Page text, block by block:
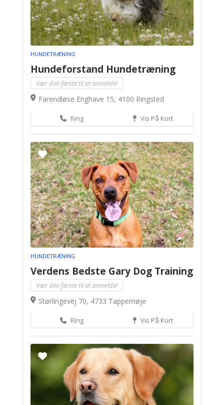
HUNDETRÆNING
Hundeforstand Hundetræning
Vær den første til at anmelde!
Farendløse Enghave 15, 4100 Ringsted
Ring Vis På Kort
HUNDETRÆNING
Verdens Bedste Gary Dog Training
Vær den første til at anmelde!
Størlingevej 70, 4733 Tappernøje
Ring Vis På Kort